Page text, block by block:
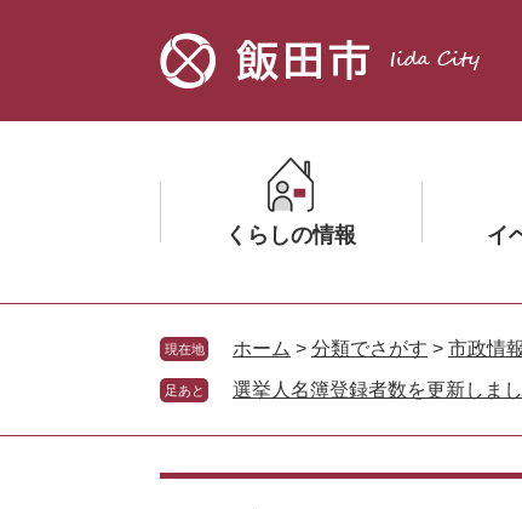
文
くらしの情報
ニ
ュ
ー
を
イ
ニ
ー
を
現在地 ホーム > 分類でさがす > 市政情報
足あと 選挙人名簿登録者数を更新しま